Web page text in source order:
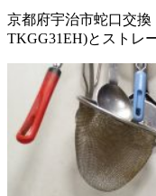
京都府宇治市蛇口交
TKGG31EH)とストレ